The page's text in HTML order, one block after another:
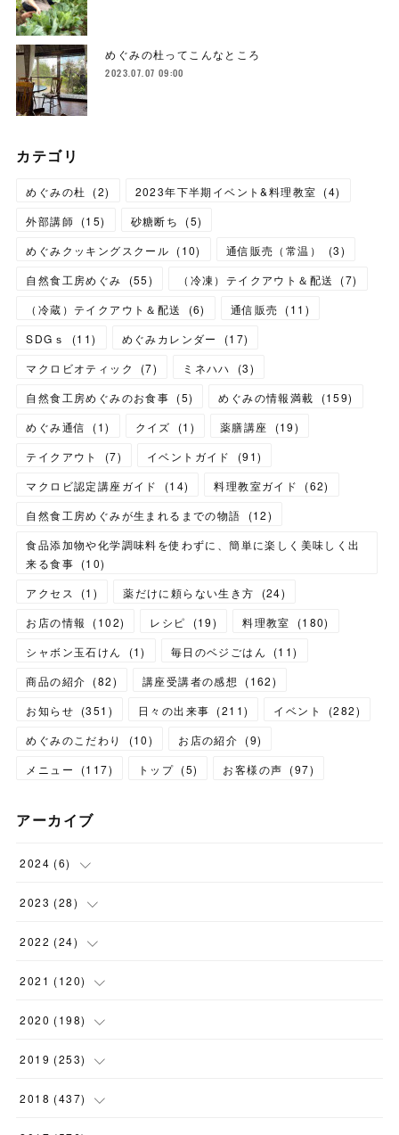
めぐみの杜ってこんなところ
2023.07.07 09:00
カテゴリ
めぐみの杜 (2) 2023年下半期イベント&料理教室 (4)
外部講師 (15) 砂糖断ち (5)
めぐみクッキングスクール (10) 通信販売（常温） (3)
自然食工房めぐみ
(55) （冷凍）テイクアウト＆配送 (7)
（冷蔵）テイクアウト＆配送
(6) 通信販売 (11 )
SDGｓ
(11) めぐみカレンダー (17)
マクロビオティック
(7) ミネハハ (3)
自然食工房めぐみのお食事 (5) めぐみの情報満載 (159)
めぐみ通信
(1) クイズ (1 ) 薬膳講座 (19)
テイクアウト
(7) イベントガイド (91)
マクロビ認定講座ガイド
(14) 料理教室ガイド (62)
自然食工房めぐみが生まれるまでの物語
(12)
食品添加物や化学調味料を使わずに、簡単に楽しく美味しく出
来る食事 (10)
アクセス
(1 ) 薬だけに頼らない生き方 (24)
お店の情報
(102) レシピ (19) 料理教室 (180)
シャボン玉石けん
(1) 毎日のベジごはん (11)
商品の紹介 (82) 講座受講者の感想 (162)
お知らせ (351 ) 日々の出来事 (211) イベント (282)
めぐみのこだわり
(10) お店の紹介 (9)
メニュー
(117) トップ (5) お客様の声 (97)
アーカイブ
2024 (6)
(1)
(1 )
(1)
( 1 )
2023 (28)
(2)
(1)
(1)
(2 )
2022 (24)
(5)
(2)
(2)
( 1 )
2021 (120)
(12)
(3)
(1)
(9)
2020 (198)
(12)
(11)
2019 (253)
(14)
2018 (437)